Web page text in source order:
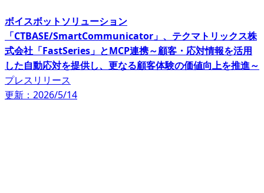
ボイスボットソリューション
「CTBASE/SmartCommunicator」、テクマトリックス株
式会社「FastSeries」とMCP連携～顧客・応対情報を活用
した自動応対を提供し、更なる顧客体験の価値向上を推進～
プレスリリース
更新：2026/5/14